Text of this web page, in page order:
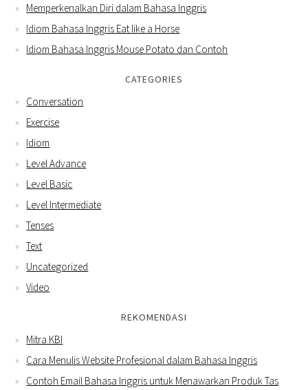
Memperkenalkan Diri dalam Bahasa Inggris
Idiom Bahasa Inggris Eat like a Horse
Idiom Bahasa Inggris Mouse Potato dan Contoh
CATEGORIES
Conversation
Exercise
Idiom
Level Advance
Level Basic
Level Intermediate
Tenses
Text
Uncategorized
Video
REKOMENDASI
Mitra KBI
Cara Menulis Website Profesional dalam Bahasa Inggris
Contoh Email Bahasa Inggris untuk Menawarkan Produk Tas